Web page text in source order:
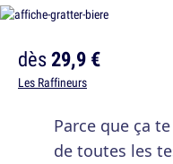
dès29,9 €
Les Raffineurs
Parce que ça
de toutes les